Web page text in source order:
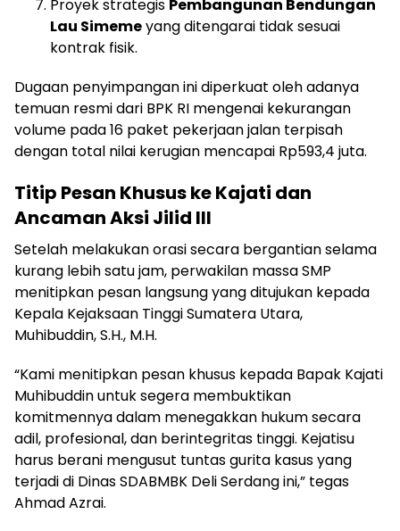
Proyek strategis Pembangunan Bendungan
Lau Simemeyang ditengarai tidak sesuai
kontrak fisik.
Dugaan penyimpangan ini diperkuat oleh adanya
temuan resmi dari BPK RI mengenai kekurangan
volume pada 16 paket pekerjaan jalan terpisah
dengan total nilai kerugian mencapai Rp593,4 juta.
Titip Pesan Khusus ke Kajati dan
Ancaman Aksi Jilid III
Setelah melakukan orasi secara bergantian selama
kurang lebih satu jam, perwakilan massa SMP
menitipkan pesan langsung yang ditujukan kepada
Kepala Kejaksaan Tinggi Sumatera Utara,
Muhibuddin, S.H., M.H.
“Kami menitipkan pesan khusus kepada Bapak Kajati
Muhibuddin untuk segera membuktikan
komitmennya dalam menegakkan hukum secara
adil, profesional, dan berintegritas tinggi. Kejatisu
harus berani mengusut tuntas gurita kasus yang
terjadi di Dinas SDABMBK Deli Serdang ini,” tegas
Ahmad Azrai.